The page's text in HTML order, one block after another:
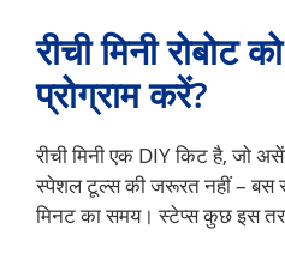
रीची मिनी
प्रोग्राम करें?
रीची मिनी एक DIY किट है, जो
स्पेशल टूल्स की जरूरत नहीं – बस
मिनट का समय। स्टेप्स कुछ इस